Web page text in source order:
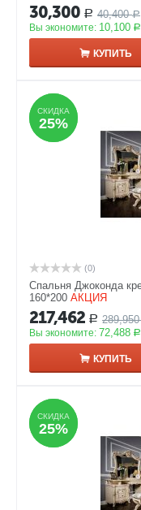
30,300 Р 40,400 Р
Вы экономите: 10,100 Р
КУПИТЬ
СКИДКА
25%
СКИДКА
25%
(0)
Спальня Джоконда
160*200 АКЦИЯ
217,462 Р 289,950
Вы экономите: 72,488 Р
КУПИТЬ
СКИДКА
25%
СКИДКА
25%